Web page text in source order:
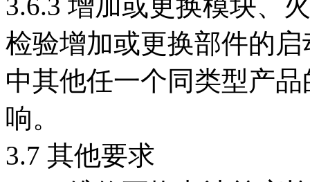
检验增加或更换部件的
中其他任一个同类型产
响。
3.7 其他要求